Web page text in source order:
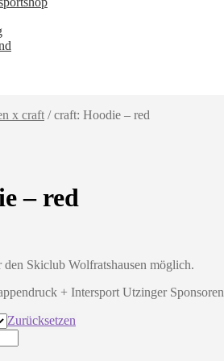
x craft /craft: Hoodie – red
– red
Skiclub Wolfratshausen möglich.
+ Intersport Utzinger
Zurücksetzen